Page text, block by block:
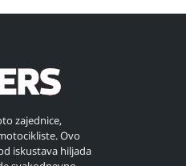
zajednice,
Ovo
iskustava hiljada